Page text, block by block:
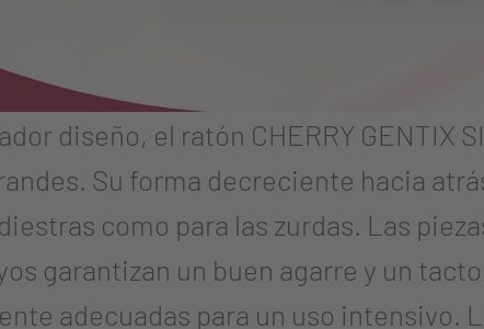
diseño, el ratón CHERRY GENTIX
Su forma decreciente hacia
como para las zurdas. Las
garantizan un buen agarre y un
adecuadas para un uso